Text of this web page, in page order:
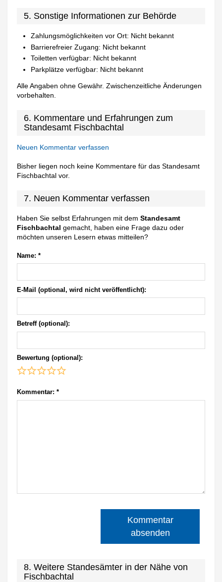
5. Sonstige Informationen zur Behörde
Zahlungsmöglichkeiten vor Ort: Nicht bekannt
Barrierefreier Zugang: Nicht bekannt
Toiletten verfügbar: Nicht bekannt
Parkplätze verfügbar: Nicht bekannt
Alle Angaben ohne Gewähr. Zwischenzeitliche Änderungen
vorbehalten.
6. Kommentare und Erfahrungen zum
Standesamt Fischbachtal
Neuen Kommentar verfassen
Bisher liegen noch keine Kommentare für das Standesamt
Fischbachtal vor.
7. Neuen Kommentar verfassen
Haben Sie selbst Erfahrungen mit demStandesamt
Fischbachtal gemacht, haben eine Frage dazu oder
möchten unseren Lesern etwas mitteilen?
Name: *
E-Mail (optional, wird nicht veröffentlicht):
Betreff (optional):
Bewertung (optional):
Kommentar: *
Kommentar
absenden
8. Weitere Standesämter in der Nähe von
Fischbachtal